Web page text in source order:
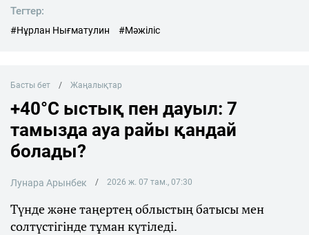
Тегтер:
#Нұрлан Нығматулин #Мәжіліс
Басты бет Жаңалықтар
+40°C ыстық пен дауыл: 7
тамызда ауа райы қандай
болады?
Лунара Арынбек 2026 ж. 07 там., 07:30
Түнде және таңертең облыстың батысы мен
солтүстігінде тұман күтіледі.